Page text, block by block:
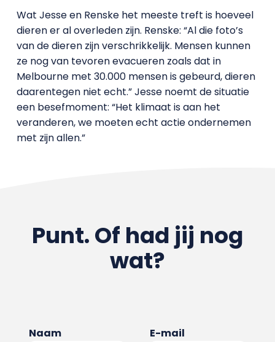
Wat Jesse en Renske het meeste treft is hoeveel
dieren er al overleden zijn. Renske: “Al die foto’s
van de dieren zijn verschrikkelijk. Mensen kunnen
ze nog van tevoren evacueren zoals dat in
Melbourne met 30.000 mensen is gebeurd, dieren
daarentegen niet echt.” Jesse noemt de situatie
een besefmoment: “Het klimaat is aan het
veranderen, we moeten echt actie ondernemen
met zijn allen.”
Punt. Of had jij nog
wat?
Naam E-mail